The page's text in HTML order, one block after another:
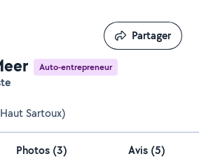
Auto-entrepreneur
Sartoux)
Partager
Partager
Photos (3) Avis (5)